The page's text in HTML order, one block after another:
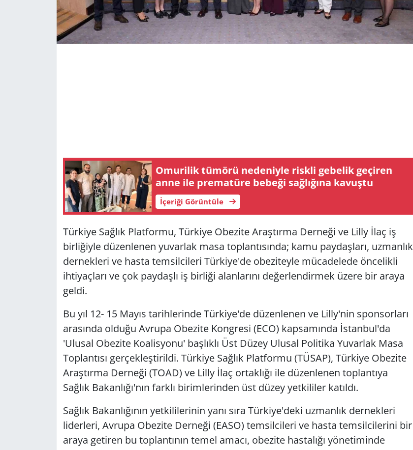
Omurilik tümörü nedeniyle riskli gebelik geçiren
anne ile prematüre bebeği sağlığına kavuştu
İçeriği Görüntüle
Türkiye Sağlık Platformu, Türkiye Obezite Araştırma Derneği ve Lilly İlaç iş
birliğiyle düzenlenen yuvarlak masa toplantısında; kamu paydaşları, uzmanlık
dernekleri ve hasta temsilcileri Türkiye'de obeziteyle mücadelede öncelikli
ihtiyaçları ve çok paydaşlı iş birliği alanlarını değerlendirmek üzere bir araya
geldi.
Bu yıl 12- 15 Mayıs tarihlerinde Türkiye'de düzenlenen ve Lilly'nin sponsorları
arasında olduğu Avrupa Obezite Kongresi (ECO) kapsamında İstanbul'da
'Ulusal Obezite Koalisyonu' başlıklı Üst Düzey Ulusal Politika Yuvarlak Masa
Toplantısı gerçekleştirildi. Türkiye Sağlık Platformu (TÜSAP), Türkiye Obezite
Araştırma Derneği (TOAD) ve Lilly İlaç ortaklığı ile düzenlenen toplantıya
Sağlık Bakanlığı'nın farklı birimlerinden üst düzey yetkililer katıldı.
Sağlık Bakanlığının yetkililerinin yanı sıra Türkiye'deki uzmanlık dernekleri
liderleri, Avrupa Obezite Derneği (EASO) temsilcileri ve hasta temsilcilerini bir
araya getiren bu toplantının temel amacı, obezite hastalığı yönetiminde